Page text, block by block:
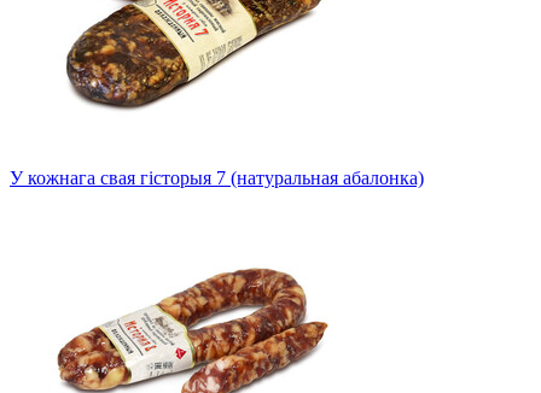
У кожнага свая гісторыя 7 (натуральная абалонка)